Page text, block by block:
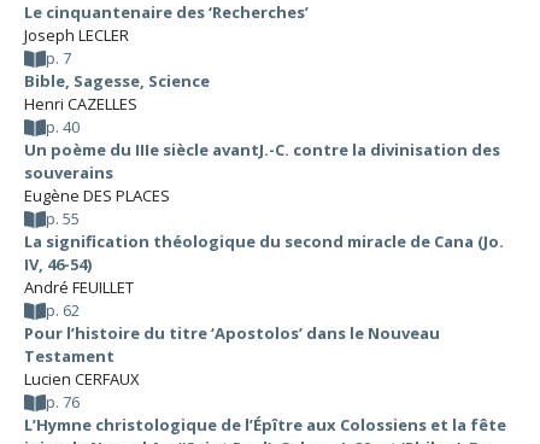
Le cinquantenaire des ‘Recherches’
Joseph LECLER
p. 7
Bible, Sagesse, Science
Henri CAZELLES
p. 40
Un poème du IIIe siècle avantJ.-C. contre la divinisation des
souverains
Eugène DES PLACES
p. 55
La signification théologique du second miracle de Cana (Jo.
IV, 46-54)
André FEUILLET
p. 62
Pour l’histoire du titre ‘Apostolos’ dans le Nouveau
Testament
Lucien CERFAUX
p. 76
L’Hymne christologique de l’Épître aux Colossiens et la fête